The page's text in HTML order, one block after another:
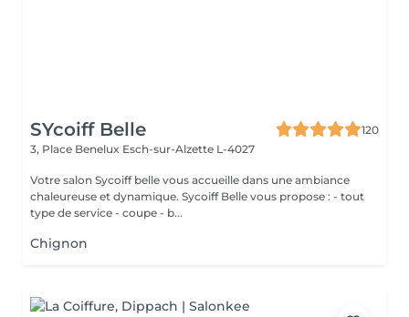
SYcoiff Belle
120
3, Place Benelux Esch-sur-Alzette L-4027
Votre salon Sycoiff belle vous accueille dans une ambiance
chaleureuse et dynamique. Sycoiff Belle vous propose : - tout
type de service - coupe - b...
Chignon